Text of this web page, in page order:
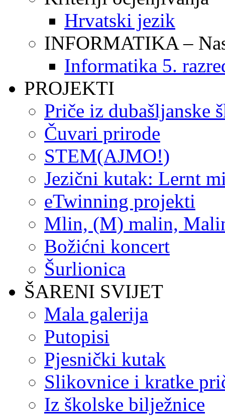
Hrvatski jezik
INFORMATIKA –
Informatika 5.
PROJEKTI
Priče iz dubašljanske
Čuvari prirode
STEM(AJMO!)
Jezični kutak: Lernt
eTwinning projekti
Mlin, (M) malin,
Božićni koncert
Šurlionica
ŠARENI SVIJET
Mala galerija
Putopisi
Pjesnički kutak
Slikovnice i kratke
Iz školske bilježnice